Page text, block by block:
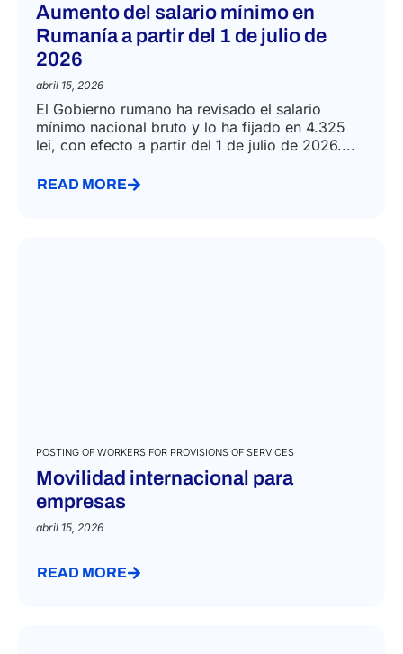
Aumento del salario mínimo en
Rumanía a partir del 1 de julio de
2026
abril 15, 2026
El Gobierno rumano ha revisado el salario
mínimo nacional bruto y lo ha fijado en 4.325
lei, con efecto a partir del 1 de julio de 2026....
READ MORE
POSTING OF WORKERS FOR PROVISIONS OF SERVICES
Movilidad internacional para
empresas
abril 15, 2026
READ MORE